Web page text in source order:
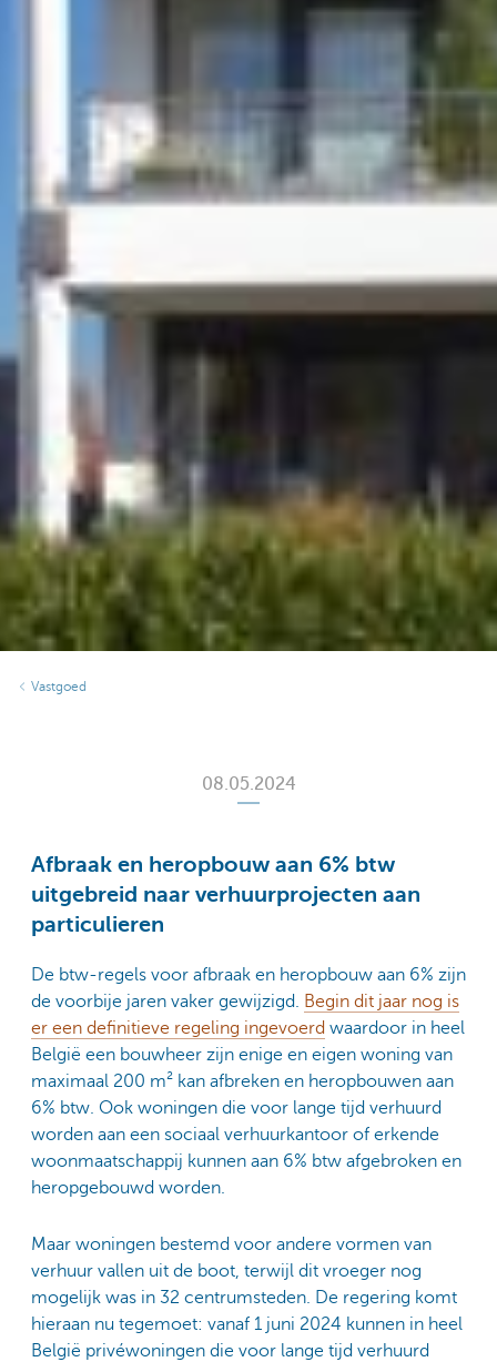
Vastgoed
08.05.2024
Afbraak en heropbouw aan 6% btw
uitgebreid naar verhuurprojecten aan
particulieren
De btw-regels voor afbraak en heropbouw aan 6% zijn
de voorbije jaren vaker gewijzigd. Begin dit jaar nog is
er een definitieve regeling ingevoerd waardoor in heel
België een bouwheer zijn enige en eigen woning van
maximaal 200 m² kan afbreken en heropbouwen aan
6% btw. Ook woningen die voor lange tijd verhuurd
worden aan een sociaal verhuurkantoor of erkende
woonmaatschappij kunnen aan 6% btw afgebroken en
heropgebouwd worden.
Maar woningen bestemd voor andere vormen van
verhuur vallen uit de boot, terwijl dit vroeger nog
mogelijk was in 32 centrumsteden. De regering komt
hieraan nu tegemoet: vanaf 1 juni 2024 kunnen in heel
België privéwoningen die voor lange tijd verhuurd